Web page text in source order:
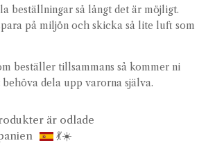
beställningar så långt det är möjligt.
på miljön och skicka så lite luft som
beställer tillsammans så kommer ni
dela upp varorna själva.
är odlade
💃☀️